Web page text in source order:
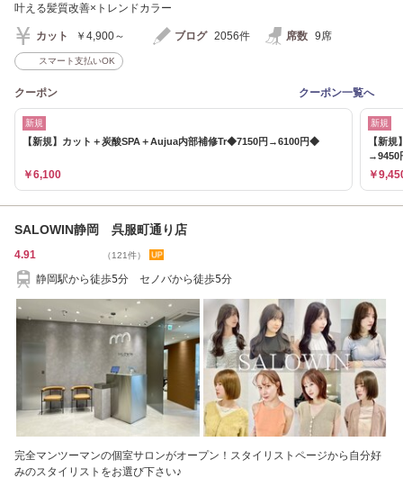
叶える髪質改善×トレンドカラー
カット ￥4,900～ ブログ 2056件 席数 9席
スマート支払いOK
クーポン クーポン一覧へ
新規
【新規】カット＋炭酸SPA＋Aujua内部補修Tr◆7150円→6100円◆
￥6,100
新規
【新
￥
SALOWIN静岡 呉服町通り店
4.91 （121件）
静岡駅から徒歩5分 セノバから徒歩5分
完全マンツーマンの個室サロンがオープン！スタイリストページから自分好
みのスタイリストをお選び下さい♪